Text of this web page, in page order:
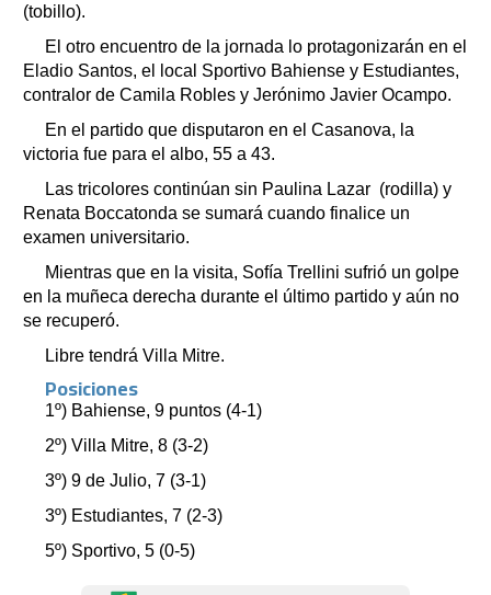
(tobillo).
El otro encuentro de la jornada lo protagonizarán en el
Eladio Santos, el local Sportivo Bahiense y Estudiantes,
contralor de Camila Robles y Jerónimo Javier Ocampo.
En el partido que disputaron en el Casanova, la
victoria fue para el albo, 55 a 43.
Las tricolores continúan sin Paulina Lazar (rodilla) y
Renata Boccatonda se sumará cuando finalice un
examen universitario.
Mientras que en la visita, Sofía Trellini sufrió un golpe
en la muñeca derecha durante el último partido y aún no
se recuperó.
Libre tendrá Villa Mitre.
Posiciones
1º) Bahiense, 9 puntos (4-1)
2º) Villa Mitre, 8 (3-2)
3º) 9 de Julio, 7 (3-1)
3º) Estudiantes, 7 (2-3)
5º) Sportivo, 5 (0-5)